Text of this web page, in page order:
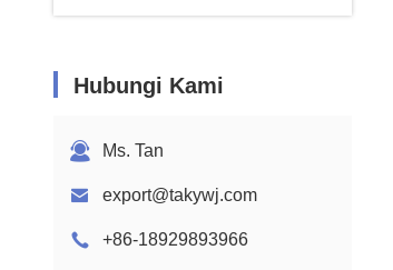
Hubungi Kami
Ms. Tan
export@takywj.com
+86-18929893966